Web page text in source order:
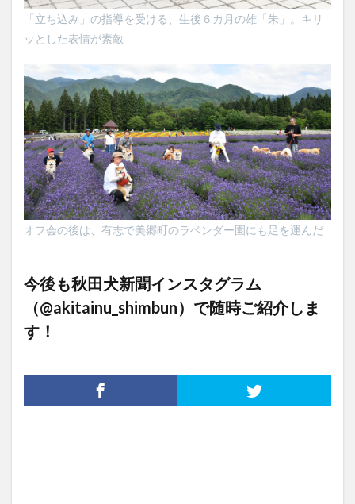
「立ち込み」の指導を受ける、生後６カ月の雄「朱」。キリ
ッとした表情が素敵
オフ会の後は、有志で美郷町のラベンダー園にも足を運んだ
今後も秋田犬新聞インスタグラム
（@akitainu_shimbun）で随時ご紹介しま
す！